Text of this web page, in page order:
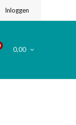
Inloggen
0,00